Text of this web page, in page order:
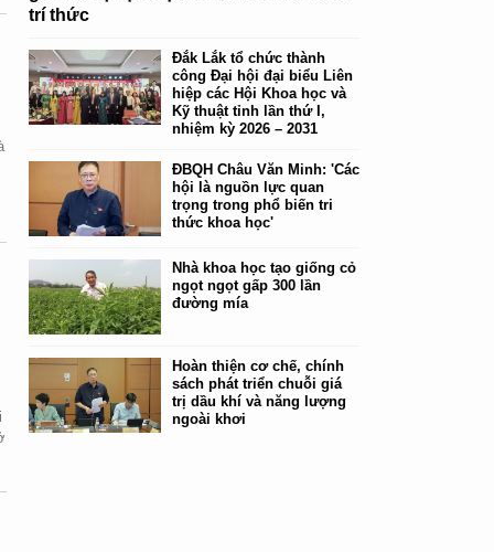
trí thức
Đắk Lắk tổ chức thành
công Đại hội đại biểu Liên
hiệp các Hội Khoa học và
Kỹ thuật tỉnh lần thứ I,
nhiệm kỳ 2026 – 2031
ĐBQH Châu Văn Minh: 'Các
hội là nguồn lực quan
trọng trong phổ biến tri
thức khoa học'
Nhà khoa học tạo giống cỏ
ngọt ngọt gấp 300 lần
đường mía
Hoàn thiện cơ chế, chính
sách phát triển chuỗi giá
trị dầu khí và năng lượng
ngoài khơi